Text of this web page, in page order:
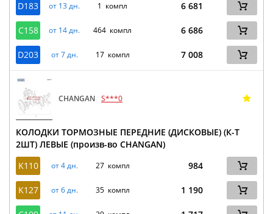
D183 от 13 дн. 1 компл 6 681
C158 от 14 дн. 464 компл 6 686
D203 от 7 дн. 17 компл 7 008
CHANGAN S***0
КОЛОДКИ ТОРМОЗНЫЕ ПЕРЕДНИЕ (ДИСКОВЫЕ) (К-Т
2ШТ) ЛЕВЫЕ (произв-во CHANGAN)
K110
от 4 дн. 27 компл 984
K127 от 6 дн. 35 компл 1 190